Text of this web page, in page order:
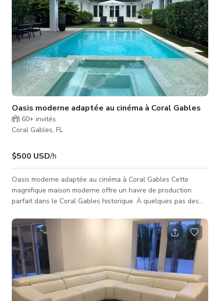
Oasis moderne adaptée au cinéma à Coral Gables
60+ invités
Coral Gables, FL
$500 USD/h
Oasis moderne adaptée au cinéma à Coral Gables Cette
magnifique maison moderne offre un havre de production
parfait dans le Coral Gables historique. À quelques pas des
vénitienne et le parc Salvadore, l'emplacement bénéficie d'une
excellente accessibilité. Conçu pour un tournage fluide : •
Disposition de plain-pied avec seulement 3 marches pour un
accès facile. • 4 places de parking dédiées pour les véhicules
de l'éq